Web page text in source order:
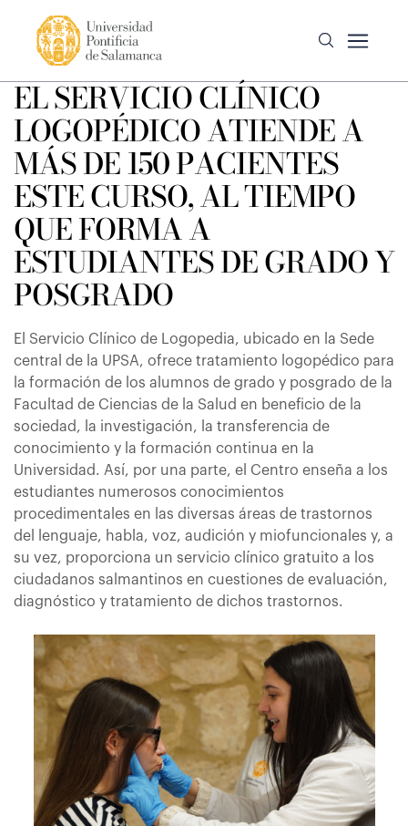
EL SERVICIO CLÍNICO
LOGOPÉDICO ATIENDE A
MÁS DE 150 PACIENTES
ESTE CURSO, AL TIEMPO
QUE FORMA A
ESTUDIANTES DE GRADO Y
POSGRADO
El Servicio Clínico de Logopedia, ubicado en la Sede
central de la UPSA, ofrece tratamiento logopédico para
la formación de los alumnos de grado y posgrado de la
Facultad de Ciencias de la Salud en beneficio de la
sociedad, la investigación, la transferencia de
conocimiento y la formación continua en la
Universidad. Así, por una parte, el Centro enseña a los
estudiantes numerosos conocimientos
procedimentales en las diversas áreas de trastornos
del lenguaje, habla, voz, audición y miofuncionales y, a
su vez, proporciona un servicio clínico gratuito a los
ciudadanos salmantinos en cuestiones de evaluación,
diagnóstico y tratamiento de dichos trastornos.